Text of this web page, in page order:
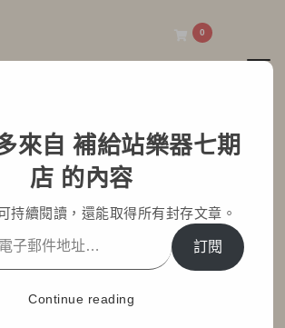
0
MG317IB 系列吉
他背帶介紹
最新消息
MG317IB 系列吉他背帶介紹
來自 補給站樂器七期
店 的內容
持續閱讀，還能取得所有封存文章。
訂閱
Continue reading